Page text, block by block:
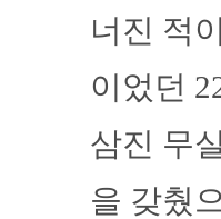
너진 적
이었던
삼진 무
을 갖췄